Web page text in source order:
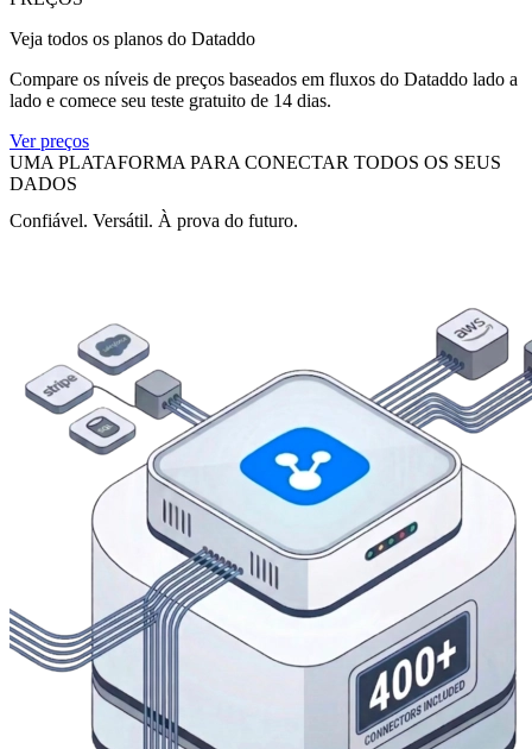
Veja todos os planos do Dataddo
Compare os níveis de preços baseados em fluxos do Dataddo lado a
lado e comece seu teste gratuito de 14 dias.
Ver preços
UMA PLATAFORMA PARA CONECTAR TODOS OS SEUS
DADOS
Confiável. Versátil. À prova do futuro.